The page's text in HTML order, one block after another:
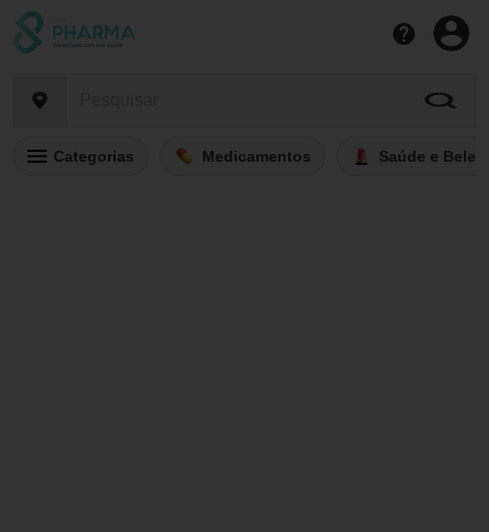
Categorias Medicamentos Saúde e